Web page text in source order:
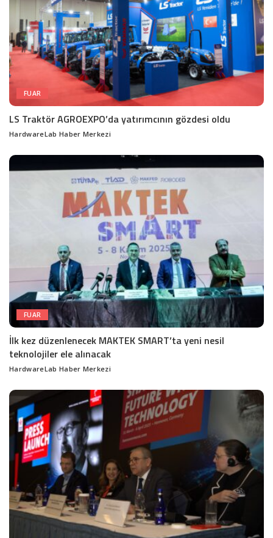
FUAR
LS Traktör AGROEXPO’da yatırımcının gözdesi oldu
Posted
HardwareLab Haber Merkezi
FUAR
İlk kez düzenlenecek MAKTEK SMART’ta yeni nesil
teknolojiler ele alınacak
Posted
HardwareLab Haber Merkezi